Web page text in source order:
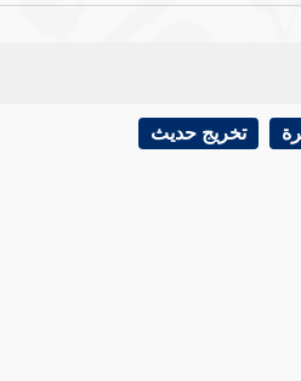
تخريج حديث